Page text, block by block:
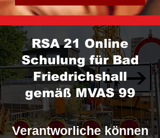
RSA 21 Online
Schulung für Bad
Friedrichshall
gemäß MVAS 99
Verantworliche können